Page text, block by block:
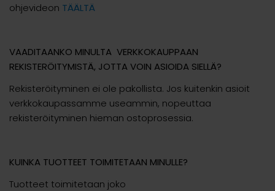
ohjevideon TÄÄLTÄ
VAADITAANKO MINULTA VERKKOKAUPPAAN
REKISTERÖITYMISTÄ, JOTTA VOIN ASIOIDA SIELLÄ?
Rekisteröityminen ei ole pakollista. Jos kuitenkin asioit
verkkokaupassamme useammin, nopeuttaa
rekisteröityminen hieman ostoprosessia.
KUINKA TUOTTEET TOIMITETAAN MINULLE?
Tuotteet toimitetaan joko